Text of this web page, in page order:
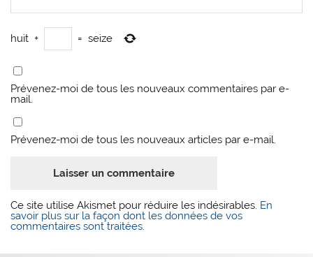
huit + = seize
Prévenez-moi de tous les nouveaux commentaires par e-
mail.
Prévenez-moi de tous les nouveaux articles par e-mail.
Ce site utilise Akismet pour réduire les indésirables. En
savoir plus sur la façon dont les données de vos
commentaires sont traitées.